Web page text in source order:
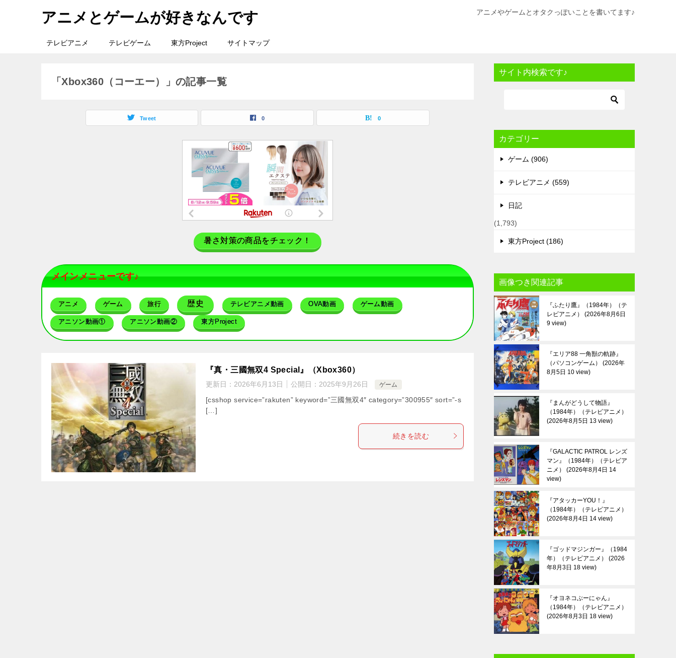
アニメとゲームが好きなんです アニメやゲームとオタクっぽいことを書いてます♪
テレビアニメ テレビゲーム 東方Project サイトマップ
「Xbox360（コーエー）」の記事一覧
Tweet 0 0
暑さ対策の商品をチェック！
メインメニューです♪
アニメ ゲーム 旅行 歴史 テレビアニメ動画 OVA動画 ゲーム動画
アニソン動画① アニソン動画② 東方Project
『真・三國無双4 Special』（Xbox360）
更新日： 2026年6月13日 公開日： 2025年9月26日 ゲーム
[csshop service=”rakuten” keyword=”三國無双4″ category=”300955″ sort=”-s
[…]
続きを読む
サイト内検索です♪
カテゴリー
ゲーム (906)
テレビアニメ (559)
日記
(1,793)
東方Project (186)
画像つき関連記事
『ふたり鷹』（1984年）（テ
レビアニメ）
2026年8月6日
9 view
『エリア88 一角獣の軌跡』
（パソコンゲーム）
2026年
8月5日 10 view
『まんがどうして物語』
（1984年）（テレビアニメ）
2026年8月5日 13 view
『GALACTIC PATROL レンズ
マン』（1984年）（テレビア
ニメ）
2026年8月4日 14
view
『アタッカーYOU！』
（1984年）（テレビアニメ）
2026年8月4日 14 view
『ゴッドマジンガー』（1984
年）（テレビアニメ）
2026
年8月3日 18 view
『オヨネコぶーにゃん』
（1984年）（テレビアニメ）
2026年8月3日 18 view